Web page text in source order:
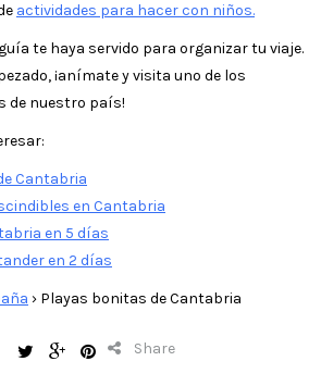
actividades para hacer con niños.
te haya servido para organizar tu viaje.
¡anímate y visita uno de los
de nuestro país!
Cantabria
en Cantabria
en 5 días
en 2 días
› Playas bonitas de Cantabria
Share